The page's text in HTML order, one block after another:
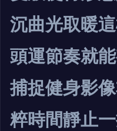
沉曲光取暖
頭運節奏就
捕捉健身影
粹時間靜止